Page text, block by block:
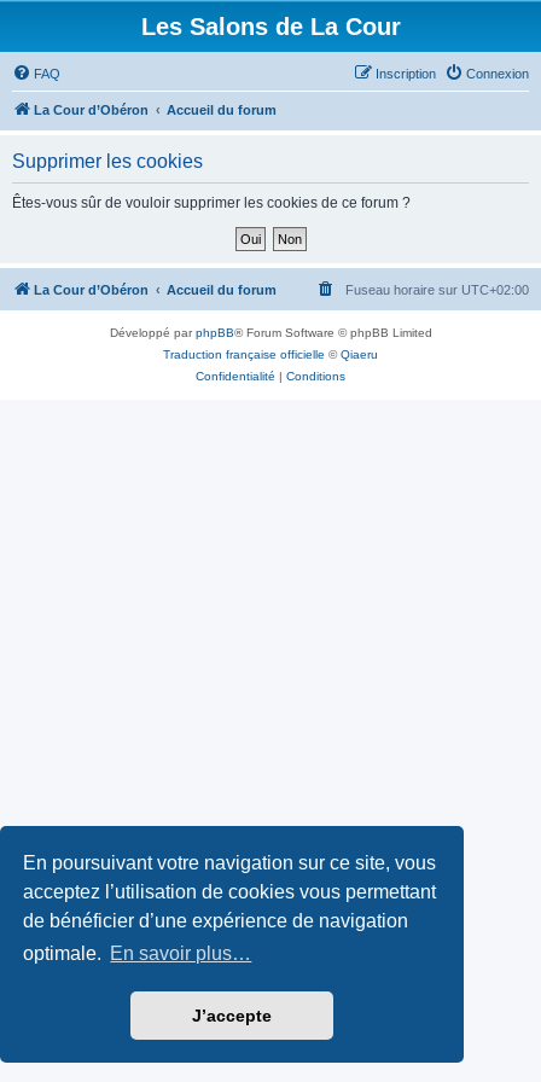
En poursuivant votre navigation sur ce site, vous
acceptez l’utilisation de cookies vous permettant
de bénéficier d’une expérience de navigation
optimale. En savoir plus…
J’accepte
Les Salons de La Cour
FAQ Connexion
Inscription
La Cour d’Obéron Accueil du forum
Supprimer les cookies
Êtes-vous sûr de vouloir supprimer les cookies de ce forum ?
La Cour d’Obéron Accueil du forum Fuseau horaire sur UTC+02:00
Développé parphpBB® Forum Software © phpBB Limited
Traduction française officielle ©Qiaeru
Confidentialité | Conditions